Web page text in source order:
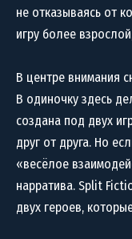
не отказываясь от
игру более
В центре внимания
В одиночку здесь
создана под двух
друг от друга. Но
«весёлое
нарратива. Split
двух героев,